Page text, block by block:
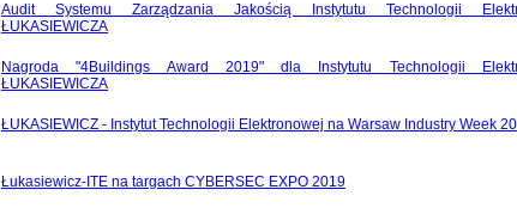
Audit Systemu Zarządzania Jakością Instytutu Technologii
ŁUKASIEWICZA
Nagroda "4Buildings Award 2019" dla Instytutu Technologii
ŁUKASIEWICZA
ŁUKASIEWICZ - Instytut Technologii Elektronowej na Warsaw Industry Week
Łukasiewicz-ITE na targach CYBERSEC EXPO 2019